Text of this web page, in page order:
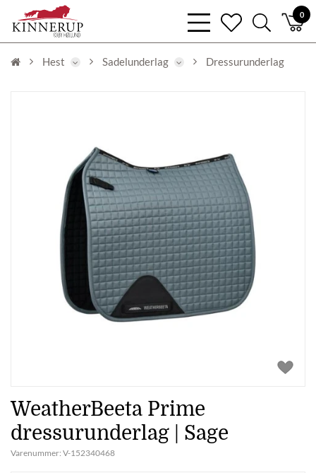
0
bars
light
heart
search
light
Hest Sadelunderlag Dressurunderlag
WeatherBeeta Prime
dressurunderlag | Sage
Varenummer: V-152340468